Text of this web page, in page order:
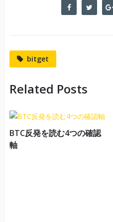
bitget
Related Posts
BTC反発を読む4つの確認
軸